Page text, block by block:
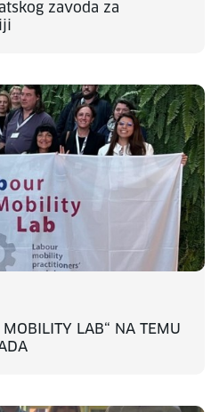
zavoda za
MOBILITY LAB“ NA TEMU